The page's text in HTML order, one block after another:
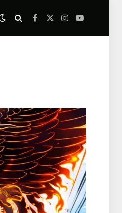
Facebook
X
Instagram
YouTube